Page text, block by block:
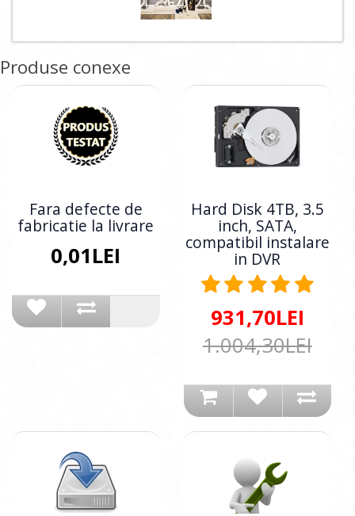
Produse conexe
Fara defecte de
fabricatie la livrare
0,01LEI
Hard Disk 4TB, 3.5
inch, SATA,
compatibil instalare
in DVR
931,70LEI
1.004,30LEI